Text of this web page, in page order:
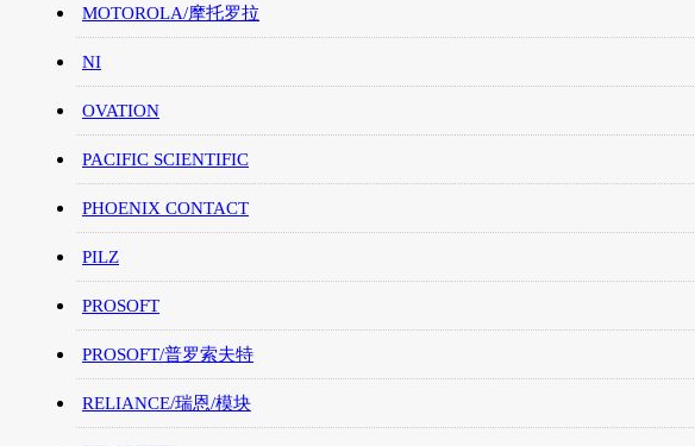
MOTOROLA/摩托罗拉
NI
OVATION
PACIFIC SCIENTIFIC
PHOENIX CONTACT
PILZ
PROSOFT
PROSOFT/普罗索夫特
RELIANCE/瑞恩/模块